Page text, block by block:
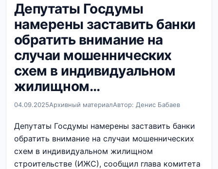
Депутаты Госдумы
намерены заставить банки
обратить внимание на
случаи мошеннических
схем в индивидуальном
жилищном...
04.09.2025Архивный материалАвтор: Денис Бабаев
Депутаты Госдумы намерены заставить банки
обратить внимание на случаи мошеннических
схем в индивидуальном жилищном
строительстве (ИЖС), сообщил глава комитета